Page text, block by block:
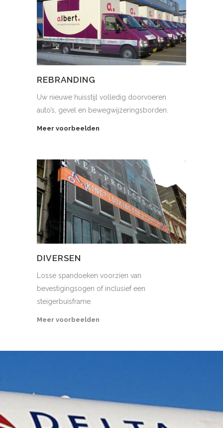
REBRANDING
Uw nieuwe huisstijl volledig doorvoeren
auto’s, gevel en bewegwijzeringsborden.
Meer voorbeelden
DIVERSEN
Losse spandoeken voorzien van
bevestigingsogen of inclusief een
steigerbuisframe.
Meer voorbeelden